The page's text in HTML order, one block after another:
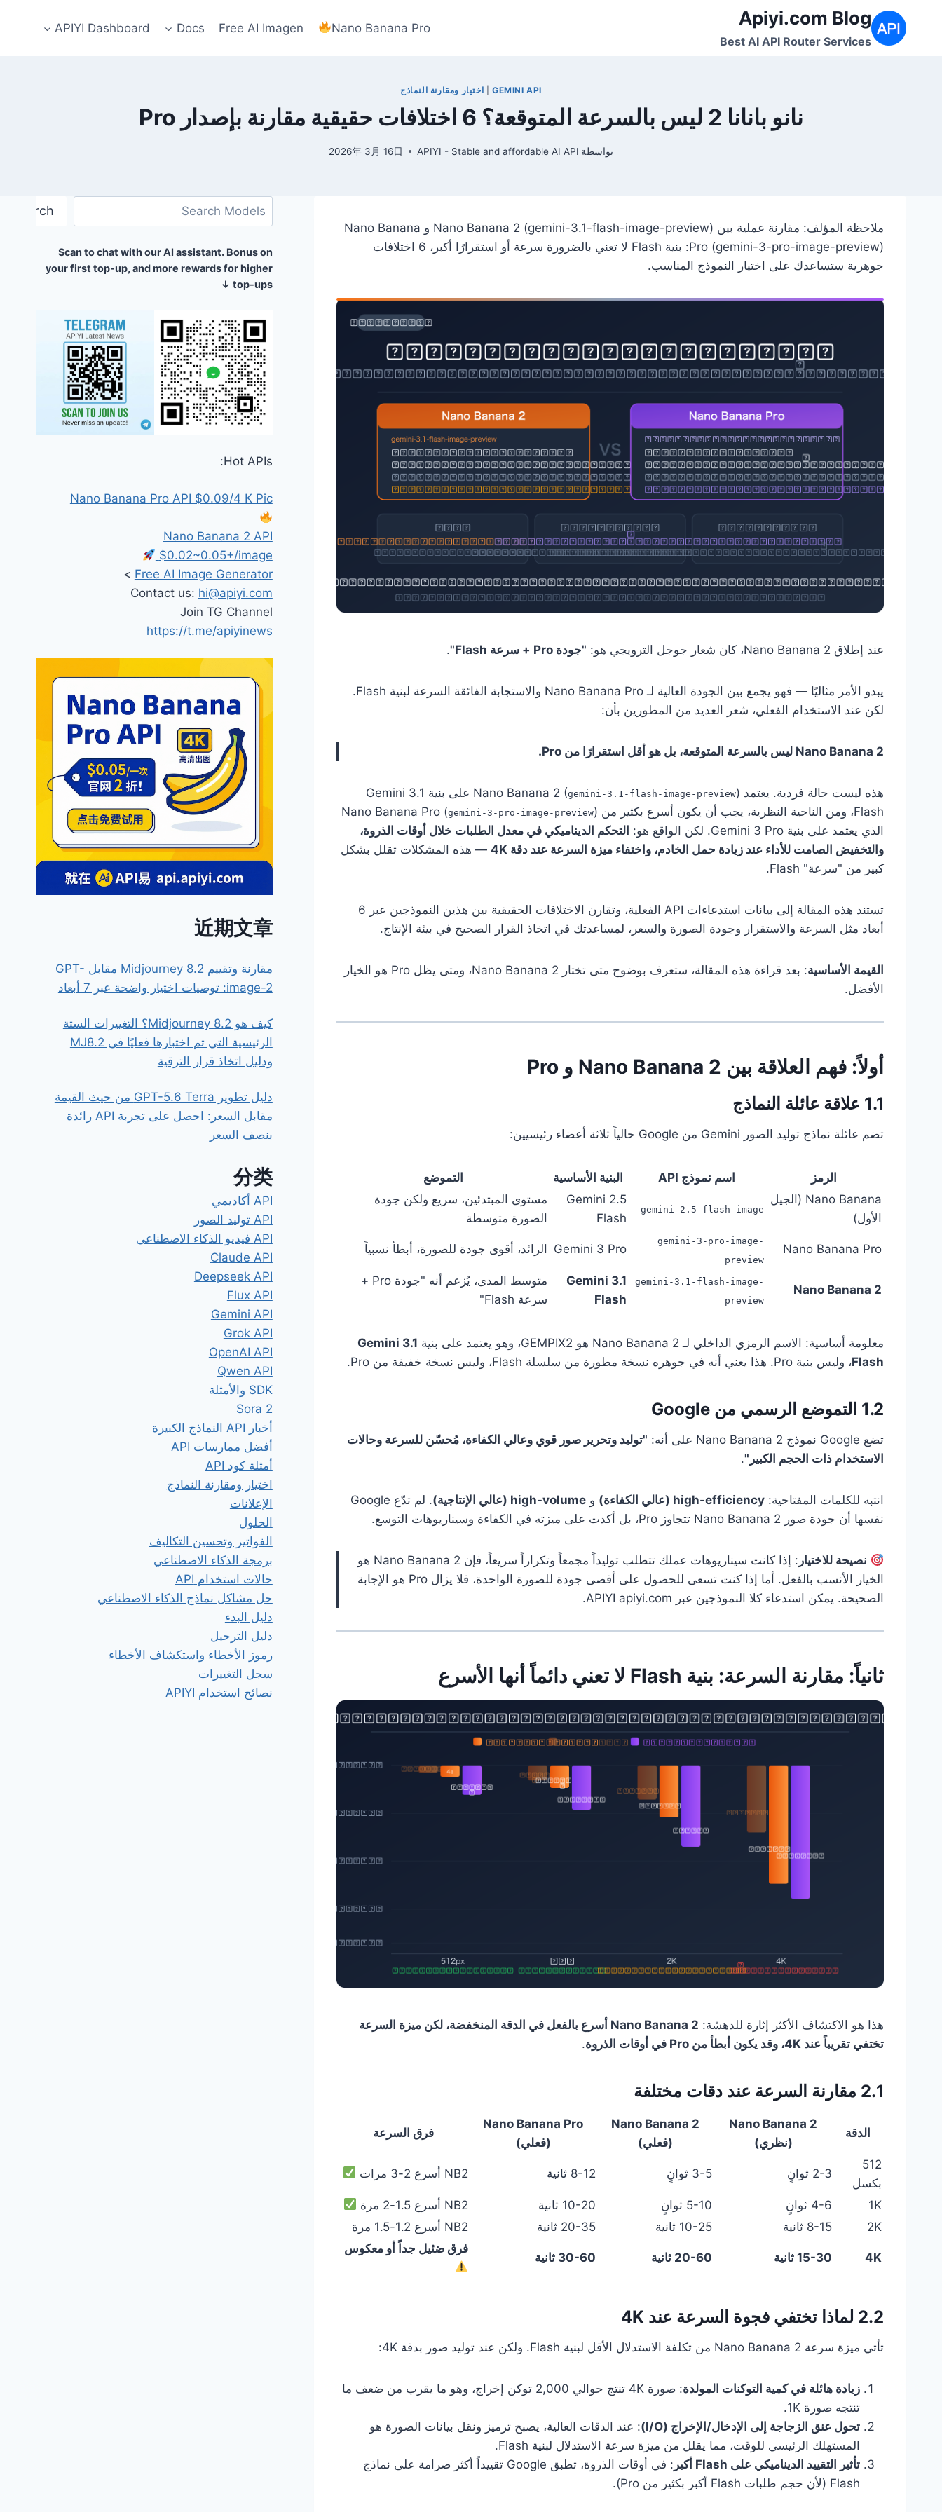
Apiyi.com Blog
Best AI API Router Services
Nano Banana Pro
Free AI Imagen
Docs
APIYI Dashboard
GEMINI API اختيار ومقارنة النماذج
نانو بانانا 2 ليس بالسرعة المتوقعة؟ 6 اختلافات حقيقية مقارنة بإصدار Pro
بواسطة APIYI - Stable and affordable AI API
2026年 3月 16日
ملاحظة المؤلف: مقارنة عملية بين Nano Banana 2 (gemini-3.1-flash-image-preview) و Nano Banana
Pro (gemini-3-pro-image-preview): بنية Flash لا تعني بالضرورة سرعة أو استقرارًا أكبر، 6 اختلافات
جوهرية ستساعدك على اختيار النموذج المناسب.
عند إطلاق Nano Banana 2، كان شعار جوجل الترويجي هو: "جودة Pro + سرعة Flash" .
يبدو الأمر مثاليًا — فهو يجمع بين الجودة العالية لـ Nano Banana Pro والاستجابة الفائقة السرعة لبنية Flash.
لكن عند الاستخدام الفعلي، شعر العديد من المطورين بأن:
Nano Banana 2 ليس بالسرعة المتوقعة، بل هو أقل استقرارًا من Pro.
هذه ليست حالة فردية. يعتمد Nano Banana 2 ( gemini-3.1-flash-image-preview
) على بنية Gemini 3.1
Flash، ومن الناحية النظرية، يجب أن يكون أسرع بكثير من Nano Banana Pro (
gemini-3-pro-image-preview)
الذي يعتمد على بنية Gemini 3 Pro. لكن الواقع هو:
التحكم الديناميكي في معدل الطلبات خلال أوقات الذروة،
والتخفيض الصامت للأداء عند زيادة حمل الخادم، واختفاء ميزة السرعة عند دقة 4K
— هذه المشكلات تقلل بشكل
كبير من "سرعة" Flash.
تستند هذه المقالة إلى بيانات استدعاءات API الفعلية، وتقارن الاختلافات الحقيقية بين هذين النموذجين عبر 6
أبعاد مثل السرعة والاستقرار وجودة الصورة والسعر، لمساعدتك في اتخاذ القرار الصحيح في بيئة الإنتاج.
القيمة الأساسية
: بعد قراءة هذه المقالة، ستعرف بوضوح متى تختار Nano Banana 2، ومتى يظل Pro هو الخيار
الأفضل.
أولاً: فهم العلاقة بين Nano Banana 2 و Pro
1.1 علاقة عائلة النماذج
تضم عائلة نماذج توليد الصور Gemini من Google حالياً ثلاثة أعضاء رئيسيين:
الرمز اسم نموذج API البنية الأساسية
التموضع
Nano Banana (الجيل
الأول)
gemini-2.5-flash-image
Gemini 2.5
Flash
مستوى المبتدئين، سريع ولكن جودة
الصورة متوسطة
Nano Banana Pro
gemini-3-pro-image-
preview
Gemini 3 Pro الرائد، أقوى جودة للصورة، أبطأ نسبياً
Nano Banana 2
gemini-3.1-flash-image-
preview
Gemini 3.1
Flash
متوسط المدى، يُزعم أنه "جودة Pro +
سرعة Flash"
معلومة أساسية: الاسم الرمزي الداخلي لـ Nano Banana 2 هو GEMPIX2، وهو يعتمد على بنية
Gemini 3.1
Flash، وليس بنية Pro. هذا يعني أنه في جوهره نسخة مطورة من سلسلة Flash، وليس نسخة خفيفة من Pro.
1.2 التموضع الرسمي من Google
تضع Google نموذج Nano Banana 2 على أنه:
"توليد وتحرير صور قوي وعالي الكفاءة، مُحسّن للسرعة وحالات
الاستخدام ذات الحجم الكبير".
انتبه للكلمات المفتاحية:high-efficiency (عالي الكفاءة) وhigh-volume (عالي الإنتاجية)
. لم تدّع Google
نفسها أن جودة صور Nano Banana 2 تتجاوز Pro، بل أكدت على ميزته في الكفاءة وسيناريوهات التوسع.
نصيحة للاختيار
: إذا كانت سيناريوهات عملك تتطلب توليداً مجمعاً وتكراراً سريعاً، فإن Nano Banana 2 هو
الخيار الأنسب بالفعل. أما إذا كنت تسعى للحصول على أقصى جودة للصورة الواحدة، فلا يزال Pro هو الإجابة
الصحيحة. يمكن استدعاء كلا النموذجين عبر APIYI apiyi.com.
ثانياً: مقارنة السرعة: بنية Flash لا تعني دائماً أنها الأسرع
هذا هو الاكتشاف الأكثر إثارة للدهشة:
Nano Banana 2 أسرع بالفعل في الدقة المنخفضة، لكن ميزة السرعة
تختفي تقريباً عند 4K، وقد يكون أبطأ من Pro في أوقات الذروة
.
2.1 مقارنة السرعة عند دقات مختلفة
الدقة
Nano Banana 2
(نظري)
Nano Banana 2
(فعلي)
Nano Banana Pro
(فعلي)
فرق السرعة
512
بكسل
2-3 ثوانٍ 3-5 ثوانٍ 8-12 ثانية NB2 أسرع 2-3 مرات
1K 4-6 ثوانٍ 5-10 ثوانٍ 10-20 ثانية
NB2 أسرع 1.5-2 مرة
2K
8-15 ثانية 10-25 ثانية 20-35 ثانية NB2 أسرع 1.2-1.5 مرة
4K 15-30 ثانية 20-60 ثانية 30-60 ثانية
فرق ضئيل جداً أو معكوس
2.2 لماذا تختفي فجوة السرعة عند 4K
تأتي ميزة سرعة Nano Banana 2 من تكلفة الاستدلال الأقل لبنية Flash. ولكن عند توليد صور بدقة 4K:
زيادة هائلة في كمية التوكنات المولدة
: صورة 4K تنتج حوالي 2,000 توكن إخراج، وهو ما يقرب من ضعف ما
تنتجه صورة 1K.
تحول عنق الزجاجة إلى الإدخال/الإخراج (I/O)
: عند الدقات العالية، يصبح ترميز ونقل بيانات الصورة هو
المستهلك الرئيسي للوقت، مما يقلل من ميزة سرعة الاستدلال لبنية Flash.
تأثير التقييد الديناميكي على Flash أكبر
: في أوقات الذروة، تطبق Google تقييداً أكثر صرامة على نماذج
Flash (لأن حجم طلبات Flash أكبر بكثير من Pro).
البحث Search
Scan to chat with our AI assistant. Bonus on
your first top-up, and more rewards for higher
top-ups ↓
Hot APIs:
Nano Banana Pro API $0.09/4 K Pic
Nano Banana 2 API
$0.02~0.05+/image
Free AI Image Generator
>
Contact us: hi@apiyi.com
Join TG Channel
https://t.me/apiyinews
近期文章
مقارنة وتقييم Midjourney 8.2 مقابل GPT-
image-2: توصيات اختيار واضحة عبر 7 أبعاد
كيف هو Midjourney 8.2؟ التغييرات الستة
الرئيسية التي تم اختبارها فعليًا في MJ8.2
ودليل اتخاذ قرار الترقية
دليل تطوير GPT-5.6 Terra من حيث القيمة
مقابل السعر: احصل على تجربة API رائدة
بنصف السعر
分类
API أكاديمي
API توليد الصور
API فيديو الذكاء الاصطناعي
Claude API
Deepseek API
Flux API
Gemini API
Grok API
OpenAI API
Qwen API
SDK والأمثلة
Sora 2
أخبار API النماذج الكبيرة
أفضل ممارسات API
أمثلة كود API
اختيار ومقارنة النماذج
الإعلانات
الحلول
الفواتير وتحسين التكاليف
برمجة الذكاء الاصطناعي
حالات استخدام API
حل مشاكل نماذج الذكاء الاصطناعي
دليل البدء
دليل الترحيل
رموز الأخطاء واستكشاف الأخطاء
سجل التغييرات
نصائح استخدام APIYI